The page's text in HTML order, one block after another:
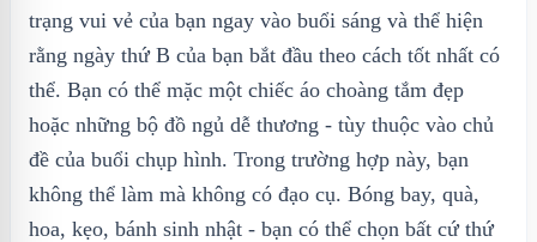
trạng vui vẻ của bạn ngay vào buổi sáng và thể hiện
rằng ngày thứ B của bạn bắt đầu theo cách tốt nhất có
thể. Bạn có thể mặc một chiếc áo choàng tắm đẹp
hoặc những bộ đồ ngủ dễ thương - tùy thuộc vào chủ
đề của buổi chụp hình. Trong trường hợp này, bạn
không thể làm mà không có đạo cụ. Bóng bay, quà,
hoa, kẹo, bánh sinh nhật - bạn có thể chọn bất cứ thứ